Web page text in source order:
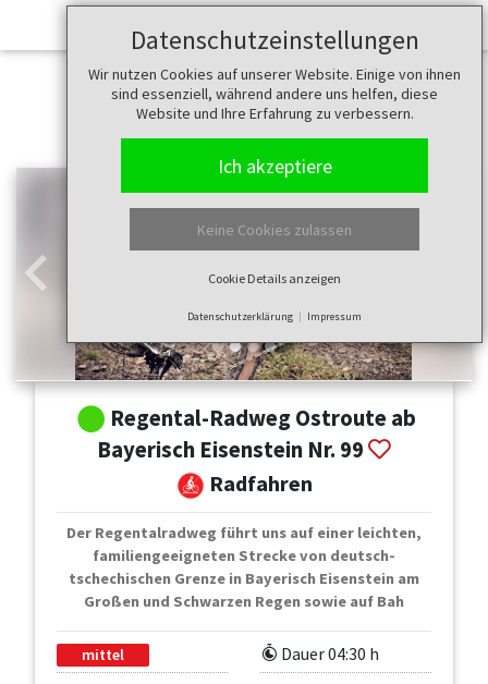
Datenschutzeinstellungen
Wir nutzen Cookies auf unserer Website. Einige von ihnen
sind essenziell, während andere uns helfen, diese
Website und Ihre Erfahrung zu verbessern.
Ich akzeptiere
Keine Cookies zulassen
Cookie Details anzeigen
Datenschutzerklärung Impressum
Zurück
Regental-Radweg Ostroute ab
Bayerisch Eisenstein Nr. 99
Radfahren
Der Regentalradweg führt uns auf einer leichten,
familiengeeigneten Strecke von deutsch-
tschechischen Grenze in Bayerisch Eisenstein am
Großen und Schwarzen Regen sowie auf Bah
mittel
Dauer 04:30 h